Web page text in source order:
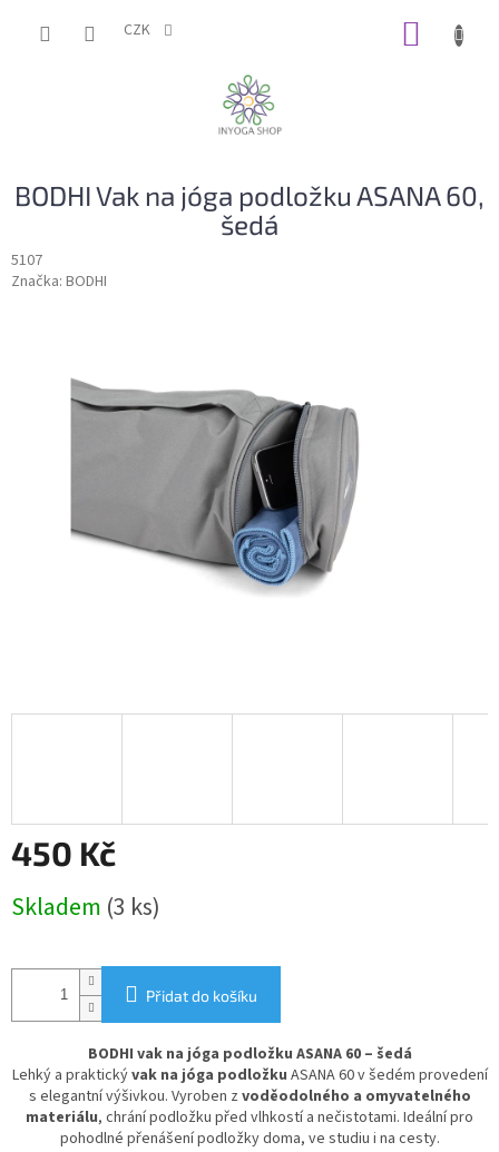
CZK
BODHI Vak na jóga podložku ASANA 60,
šedá
5107
Značka: BODHI
450 Kč
cena:
Skladem (3 ks)
Přidat do košíku
BODHI vak na jóga podložku ASANA 60 – šedá
Lehký a praktickývak na jóga podložku ASANA 60 v šedém provedení
s elegantní výšivkou. Vyroben z voděodolného a omyvatelného
materiálu, chrání podložku před vlhkostí a nečistotami. Ideální pro
pohodlné přenášení podložky doma, ve studiu i na cesty.